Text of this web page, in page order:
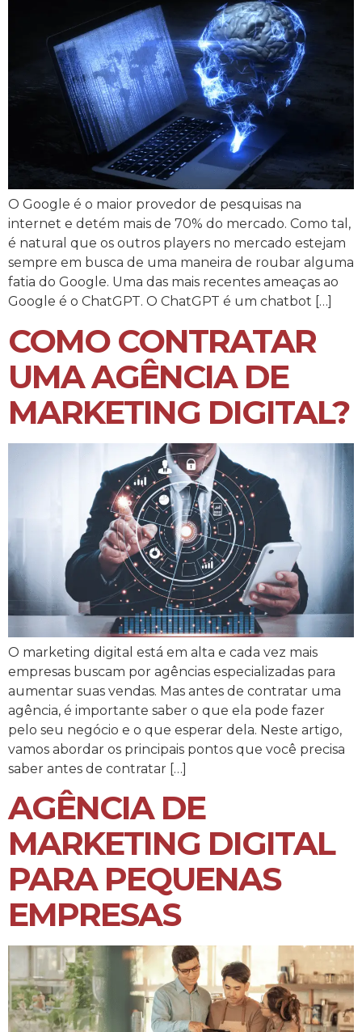
O Google é o maior provedor de pesquisas na
internet e detém mais de 70% do mercado. Como tal,
é natural que os outros players no mercado estejam
sempre em busca de uma maneira de roubar alguma
fatia do Google. Uma das mais recentes ameaças ao
Google é o ChatGPT. O ChatGPT é um chatbot […]
COMO CONTRATAR
UMA AGÊNCIA DE
MARKETING DIGITAL?
O marketing digital está em alta e cada vez mais
empresas buscam por agências especializadas para
aumentar suas vendas. Mas antes de contratar uma
agência, é importante saber o que ela pode fazer
pelo seu negócio e o que esperar dela. Neste artigo,
vamos abordar os principais pontos que você precisa
saber antes de contratar […]
AGÊNCIA DE
MARKETING DIGITAL
PARA PEQUENAS
EMPRESAS